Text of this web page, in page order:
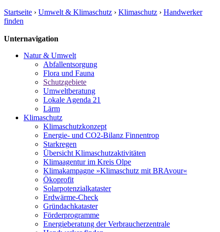
Startseite › Umwelt & Klimaschutz › Klimaschutz › Handwerker
finden
Unternavigation
Natur & Umwelt
Abfallentsorgung
Flora und Fauna
Schutzgebiete
Umweltberatung
Lokale Agenda 21
Lärm
Klimaschutz
Klimaschutzkonzept
Energie- und CO2-Bilanz Finnentrop
Starkregen
Übersicht Klimaschutzaktivitäten
Klimaagentur im Kreis Olpe
Klimakampagne »Klimaschutz mit BRAvour«
Ökoprofit
Solarpotenzialkataster
Erdwärme-Check
Gründachkataster
Förderprogramme
Energieberatung der Verbraucherzentrale